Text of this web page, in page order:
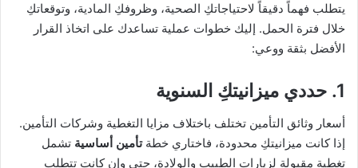
يتطلب فهماً دقيقاً لاحتياجاتكِ الصحية، وظروفكِ المادية، وتوقعاتكِ
خلال فترة الحمل. إليك خطوات عملية تساعدك على اتخاذ القرار
الأفضل بثقة ووعي:
1. حددي ميزانيتكِ السنوية
أسعار وثائق التأمين تختلف باختلاف مزايا التغطية وشركات التأمين.
إذا كانت ميزانيتكِ محدودة، فاختاري خطةتأمين أساسية تشمل
تغطية مقبولة لزيارات الطبيب والولادة، حتى وإن كانت تتطلب